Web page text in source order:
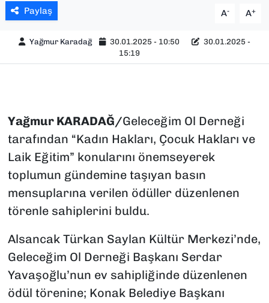
Paylaş A- A+
Yağmur Karadağ 30.01.2025 - 10:50
30.01.2025 -
15:19
Yağmur KARADAĞ/Geleceğim Ol Derneği
tarafından “Kadın Hakları, Çocuk Hakları ve
Laik Eğitim” konularını önemseyerek
toplumun gündemine taşıyan basın
mensuplarına verilen ödüller düzenlenen
törenle sahiplerini buldu.
Alsancak Türkan Saylan Kültür Merkezi’nde,
Geleceğim Ol Derneği Başkanı Serdar
Yavaşoğlu’nun ev sahipliğinde düzenlenen
ödül törenine; Konak Belediye Başkanı